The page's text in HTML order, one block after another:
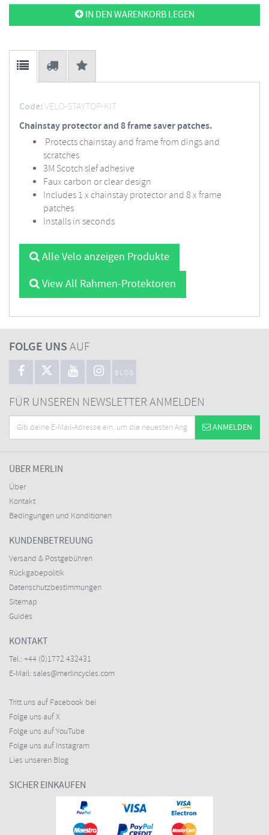
IN DEN WARENKORB LEGEN
Code:VELO-STAYTOP-KIT
Chainstay protector and 8 frame saver patches.
Protects chainstay and frame from dings and
scratches
3M Scotch slef adhesive
Faux carbon or clear design
Includes 1 x chainstay protector and 8 x frame
patches
Installs in seconds
Alle Velo anzeigen Produkte
View All Rahmen-Protektoren
FOLGE UNSAUF
BLOG
FÜR UNSEREN NEWSLETTER ANMELDEN
ANMELDEN
ÜBER MERLIN
Über
Kontakt
Bedingungen und Konditionen
KUNDENBETREUUNG
Versand & Postgebühren
Rückgabepolitik
Datenschutzbestimmungen
Sitemap
Guides
KONTAKT
Tel.: +44 (0)1772 432431
E-Mail: sales@merlincycles.com
Tritt uns auf Facebook bei
Folge uns auf X
Folge uns auf YouTube
Folge uns auf Instagram
Lies unseren Blog
SICHER EINKAUFEN